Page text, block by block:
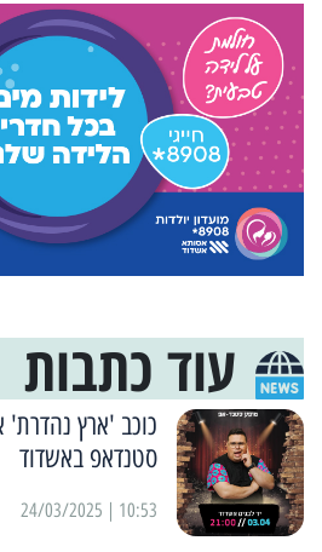
עוד כתבות
כוכב 'ארץ נהדרת'
סטנדאפ באשדוד
10:53 | 24/03/2025